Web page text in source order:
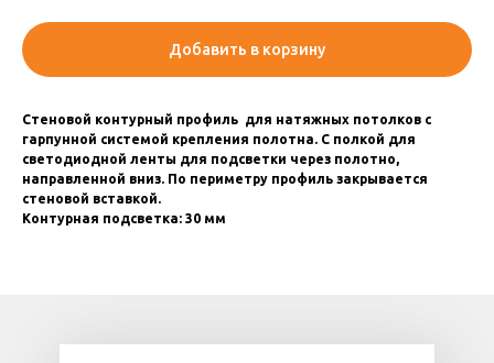
Добавить в корзину
Стеновой контурный профиль для натяжных потолков с
гарпунной системой крепления полотна. С полкой для
светодиодной ленты для подсветки через полотно,
направленной вниз. По периметру профиль закрывается
стеновой вставкой.
Контурная подсветка: 30 мм